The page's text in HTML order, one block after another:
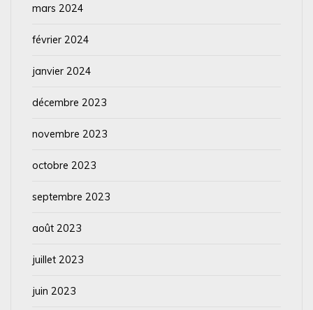
mars 2024
février 2024
janvier 2024
décembre 2023
novembre 2023
octobre 2023
septembre 2023
août 2023
juillet 2023
juin 2023